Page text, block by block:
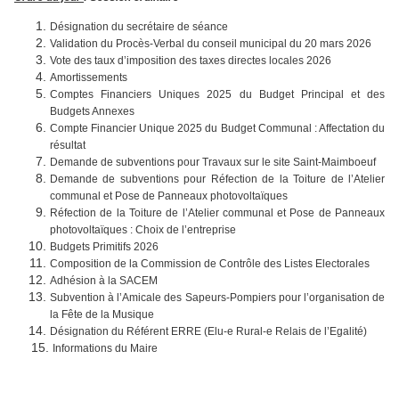
Désignation du secrétaire de séance
Validation du Procès-Verbal du conseil municipal du 20 mars 2026
Vote des taux d’imposition des taxes directes locales 2026
Amortissements
Comptes Financiers Uniques 2025 du Budget Principal et des
Budgets Annexes
Compte Financier Unique 2025 du Budget Communal : Affectation du
résultat
Demande de subventions pour Travaux sur le site Saint-Maimboeuf
Demande de subventions pour Réfection de la Toiture de l’Atelier
communal et Pose de Panneaux photovoltaïques
Réfection de la Toiture de l’Atelier communal et Pose de Panneaux
photovoltaïques : Choix de l’entreprise
Budgets Primitifs 2026
Composition de la Commission de Contrôle des Listes Electorales
Adhésion à la SACEM
Subvention à l’Amicale des Sapeurs-Pompiers pour l’organisation de
la Fête de la Musique
Désignation du Référent ERRE (Elu-e Rural-e Relais de l’Egalité)
Informations du Maire